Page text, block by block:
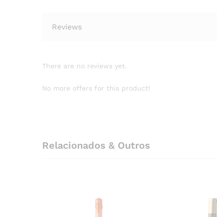
Reviews
There are no reviews yet.
No more offers for this product!
Relacionados & Outros